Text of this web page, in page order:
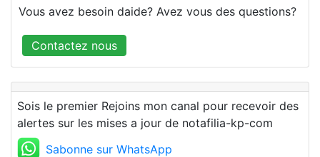
Vous avez besoin daide? Avez vous des questions?
Contactez nous
Sois le premier Rejoins mon canal pour recevoir des
alertes sur les mises a jour de notafilia-kp-com
Sabonne sur WhatsApp